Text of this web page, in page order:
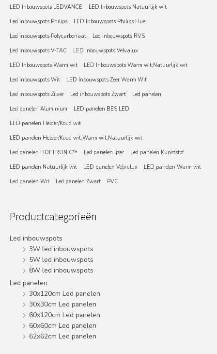
LED Inbouwspots LEDVANCE
LED Inbouwspots Natuurlijk wit
Led inbouwspots Philips
LED Inbouwspots Philips Hue
Led inbouwspots Polycarbonaat
Led inbouwspots RVS
Led inbouwspots V-TAC
LED Inbouwspots Velvalux
LED Inbouwspots Warm wit
LED Inbouwspots Warm wit;Natuurlijk wit
Led inbouwspots Wit
LED Inbouwspots Zeer Warm Wit
Led inbouwspots Zilver
Led inbouwspots Zwart
Led panelen
Led panelen Aluminium
LED panelen BES LED
LED panelen Helder/Koud wit
LED panelen Helder/Koud wit;Warm wit;Natuurlijk wit
Led panelen HOFTRONIC™
Led panelen Ijzer
Led panelen Kunststof
LED panelen Natuurlijk wit
LED panelen Velvalux
LED panelen Warm wit
Led panelen Wit
Led panelen Zwart PVC
Productcategorieën
Led inbouwspots
3W led inbouwspots
5W led inbouwspots
8W led inbouwspots
Led panelen
30x120cm Led panelen
30x30cm Led panelen
60x120cm Led panelen
60x60cm Led panelen
62x62cm Led panelen